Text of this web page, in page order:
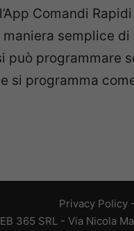
Comandi
semplice
può programmare
si programma
Privacy Policy-
365 SRL - Via Nicola